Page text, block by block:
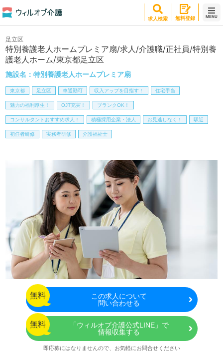
求人検索 無料登録 MENU
特別養護老人ホームプレミア扇/求人/介護職/正社員/特別養
護老人ホーム/東京都足立区
施設名：特別養護老人ホームプレミア扇
足立区
東京都 足立区 車通勤可 収入アップを目指す！ 住宅手当
魅力の福利厚生！ OJT充実！ ブランクOK！
コンサルタントおすすめ求人！ 積極採用企業・法人 お見逃しなく！ 駅近
初任者研修 実務者研修 介護福祉士
無料 この求人について
問い合わせる
無料
「ウィルオブ介護公式LINE」で
情報収集する
即応募にはなりませんので、お気軽にお問合せください